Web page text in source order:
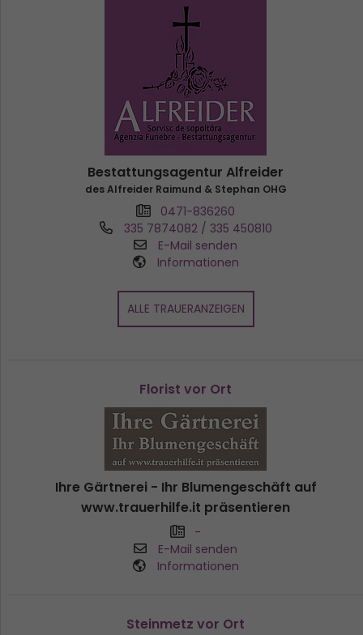
Bestattungsagentur Alfreider
des Alfreider Raimund & Stephan OHG
0471-836260
335 7874082 / 335 450810
E-Mail senden
Informationen
ALLE TRAUERANZEIGEN
Florist vor Ort
Ihre Gärtnerei - Ihr Blumengeschäft auf
www.trauerhilfe.it präsentieren
-
E-Mail senden
Informationen
Steinmetz vor Ort